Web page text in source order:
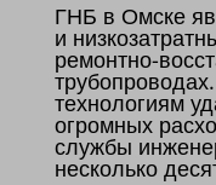
ГНБ в Омске
и
ремонтно-
технологиям
огромных
службы
несколько